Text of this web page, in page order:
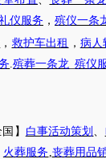
仪服务 ， 殡仪一条
， 救护车出租 ， 病人
.殡葬一条龙 _殡仪
】 白事活动策划
火葬服务 丧葬用品